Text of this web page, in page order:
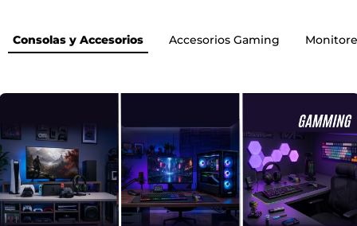
Consolas y Accesorios Accesorios Gaming